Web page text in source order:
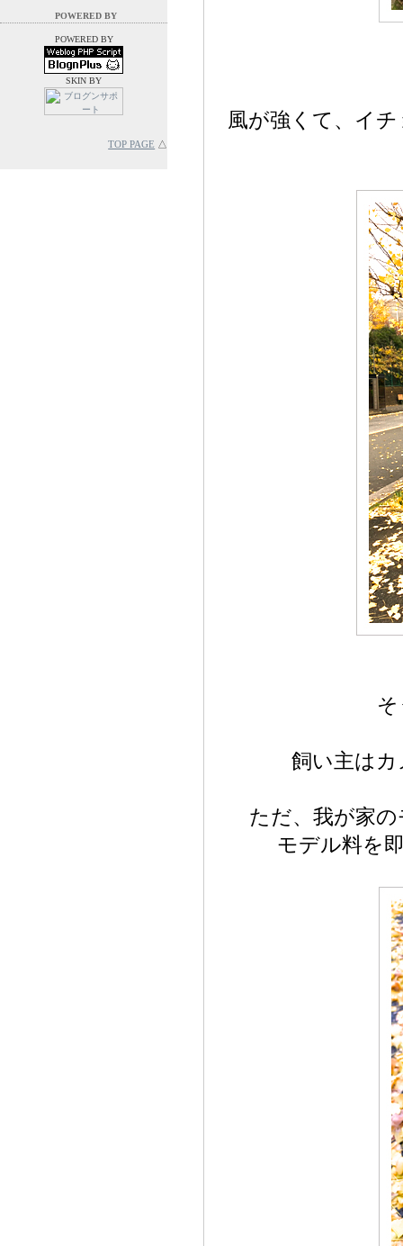
風が強くて、イ
飼い主は
ただ、我が家
モデル料を
POWERED BY
POWERED BY
SKIN BY
TOP PAGE △